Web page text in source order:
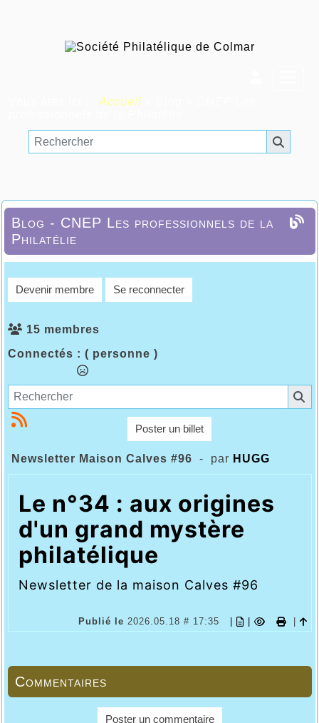
Accueil
Blog - CNEP Les professionnels de la
Philatélie
Devenir membre Se reconnecter
15 membres
Connectés : ( personne )
Poster un billet
Newsletter Maison Calves #96 - par HUGG
Le n°34 : aux origines
d'un grand mystère
philatélique
Newsletter de la maison Calves #96
Publié le 2026.05.18 # 17:35
Commentaires
Poster un commentaire